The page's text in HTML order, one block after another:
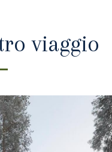
viaggio